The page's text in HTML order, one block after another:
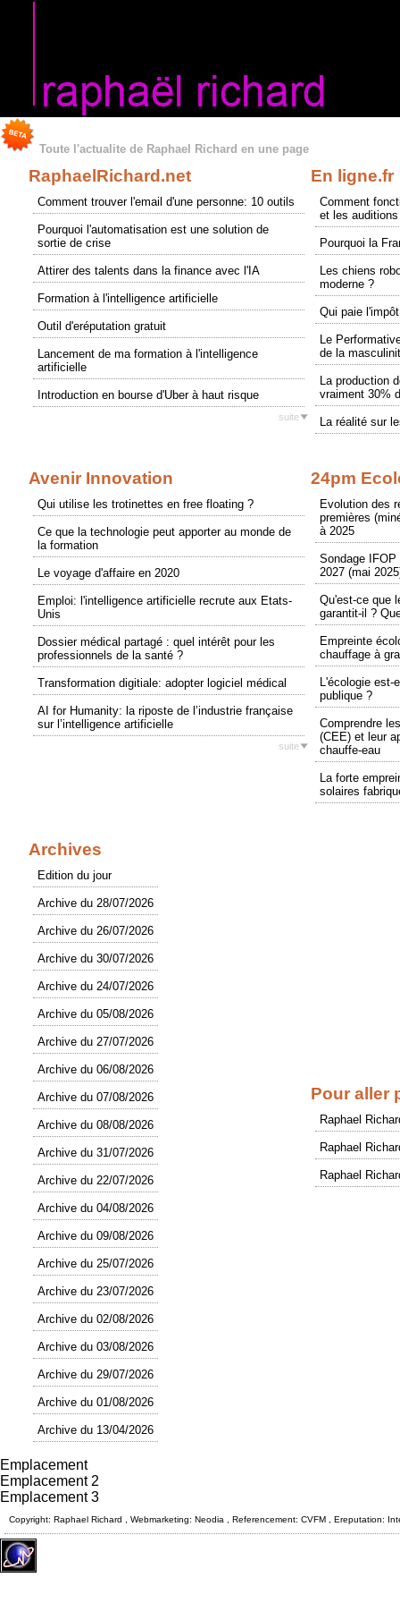
Toute l'actualite de Raphael Richard en une page
RaphaelRichard.net
Comment trouver l'email d'une personne: 10 outils
Pourquoi l'automatisation est une solution de
sortie de crise
Attirer des talents dans la finance avec l'IA
Formation à l'intelligence artificielle
Outil d'eréputation gratuit
Lancement de ma formation à l'intelligence
artificielle
Introduction en bourse d'Uber à haut risque
suite
En ligne.fr
Comment
et les
Pourquoi la
Les chiens
moderne ?
Qui paie
Le
de la
La production
vraiment 30%
La réalité sur
Avenir Innovation
Qui utilise les trotinettes en free floating ?
Ce que la technologie peut apporter au monde de
la formation
Le voyage d'affaire en 2020
Emploi: l'intelligence artificielle recrute aux Etats-
Unis
Dossier médical partagé : quel intérêt pour les
professionnels de la santé ?
Transformation digitiale: adopter logiciel médical
AI for Humanity: la riposte de l’industrie française
sur l’intelligence artificielle
suite
24pm
Evolution des
premières
à 2025
Sondage IFOP
2027 (mai
Qu'est-ce que
garantit-il ?
Empreinte
chauffage à
L'écologie est-
publique ?
Comprendre
(CEE) et leur
chauffe-eau
La forte
solaires
Archives
Edition du jour
Archive du 28/07/2026
Archive du 26/07/2026
Archive du 30/07/2026
Archive du 24/07/2026
Archive du 05/08/2026
Archive du 27/07/2026
Archive du 06/08/2026
Archive du 07/08/2026
Archive du 08/08/2026
Archive du 31/07/2026
Archive du 22/07/2026
Archive du 04/08/2026
Archive du 09/08/2026
Archive du 25/07/2026
Archive du 23/07/2026
Archive du 02/08/2026
Archive du 03/08/2026
Archive du 29/07/2026
Archive du 01/08/2026
Archive du 13/04/2026
Pour aller
Raphael
Raphael
Raphael
Emplacement
Emplacement 2
Emplacement 3
Copyright: Raphael Richard , Webmarketing: Neodia , Referencement: CVFM , Ereputation: